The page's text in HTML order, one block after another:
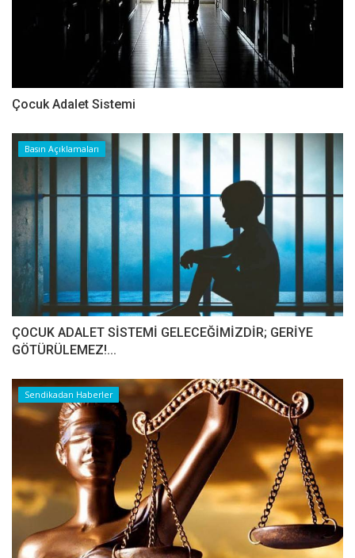
Çocuk Adalet Sistemi
Basın Açıklamaları
ÇOCUK ADALET SİSTEMİ GELECEĞİMİZDİR; GERİYE
GÖTÜRÜLEMEZ!...
Sendikadan Haberler